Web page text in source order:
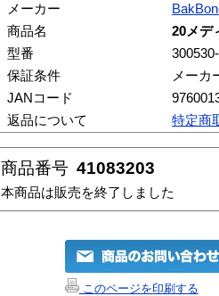
メーカー
商品名
20メデ
型番
保証条件
メーカ
JANコード
返品について
特定商
商品番号 41083203
本商品は販売を終了しました
このページを印刷する